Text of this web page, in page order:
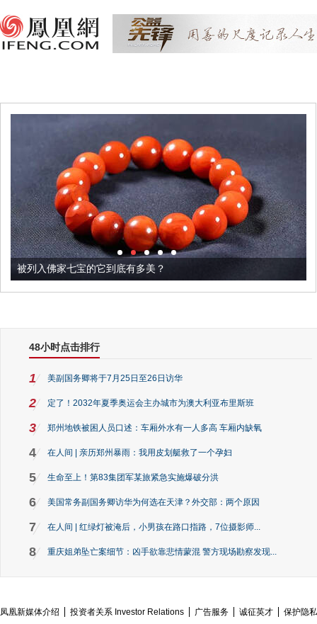
被列入佛家七宝的它到底有多美？
48小时点击排行
1 美副国务卿将于7月25日至26日访华
2 定了！2032年夏季奥运会主办城市为澳大利亚布里斯班
3 郑州地铁被困人员口述：车厢外水有一人多高 车厢内缺氧
4 在人间 | 亲历郑州暴雨：我用皮划艇救了一个孕妇
5 生命至上！第83集团军某旅紧急实施爆破分洪
6 美国常务副国务卿访华为何选在天津？外交部：两个原因
7 在人间 | 红绿灯被淹后，小男孩在路口指路，7位摄影师...
8 重庆姐弟坠亡案细节：凶手欲靠悲情蒙混 警方现场勘察发现...
凤凰新媒体介绍 投资者关系 Investor Relations 广告服务 诚征英才
保护隐